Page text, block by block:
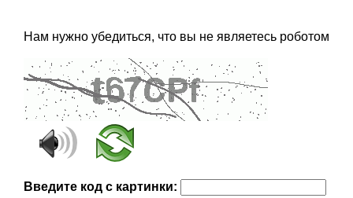
Нам нужно убедиться, что вы не являетесь роботом
Введите код с картинки: